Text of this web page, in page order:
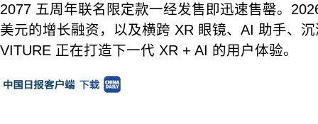
2077 五周年联名限定款一经发售即迅速售罄。
美元的增长融资，以及横跨 XR 眼镜、AI 助手、
VITURE 正在打造下一代 XR + AI 的用户体验。